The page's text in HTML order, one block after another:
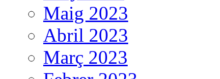
Maig 2023
Abril 2023
Març 2023